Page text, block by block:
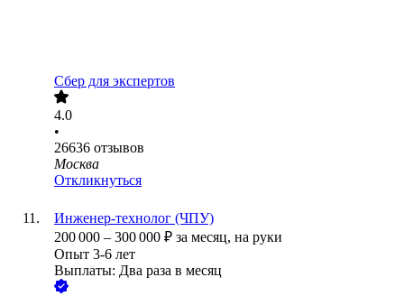
Сбер для экспертов
4.0
•
26636 отзывов
Москва
Откликнуться
Инженер-технолог (ЧПУ)
200 000 – 300 000 ₽ за месяц, на руки
Опыт 3-6 лет
Выплаты: Два раза в месяц